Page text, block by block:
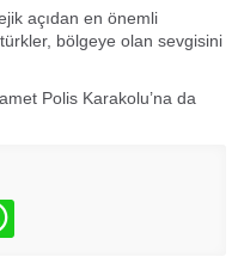
açıdan en önemli
bölgeye olan sevgisini
Polis Karakolu’na da